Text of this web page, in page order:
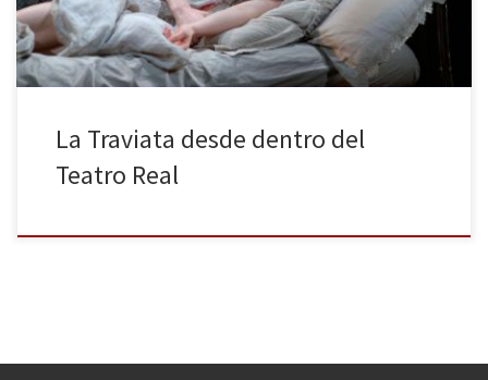
La Traviata desde dentro del
Teatro Real